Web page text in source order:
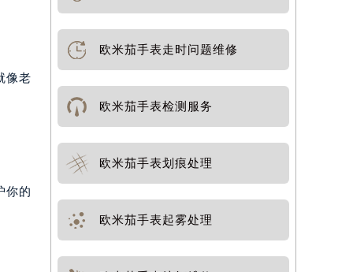
像老
你的
欧米茄手表走时问题维修
欧米茄手表检测服务
欧米茄手表划痕处理
欧米茄手表起雾处理